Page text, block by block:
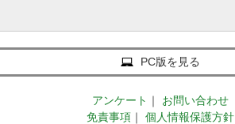
PC版を見る
アンケート ｜
お問い合わせ
免責事項 ｜
個人情報保護方針